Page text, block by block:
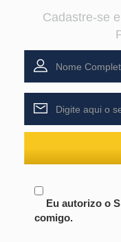
Cadastre-se
Eu autorizo o
comigo.